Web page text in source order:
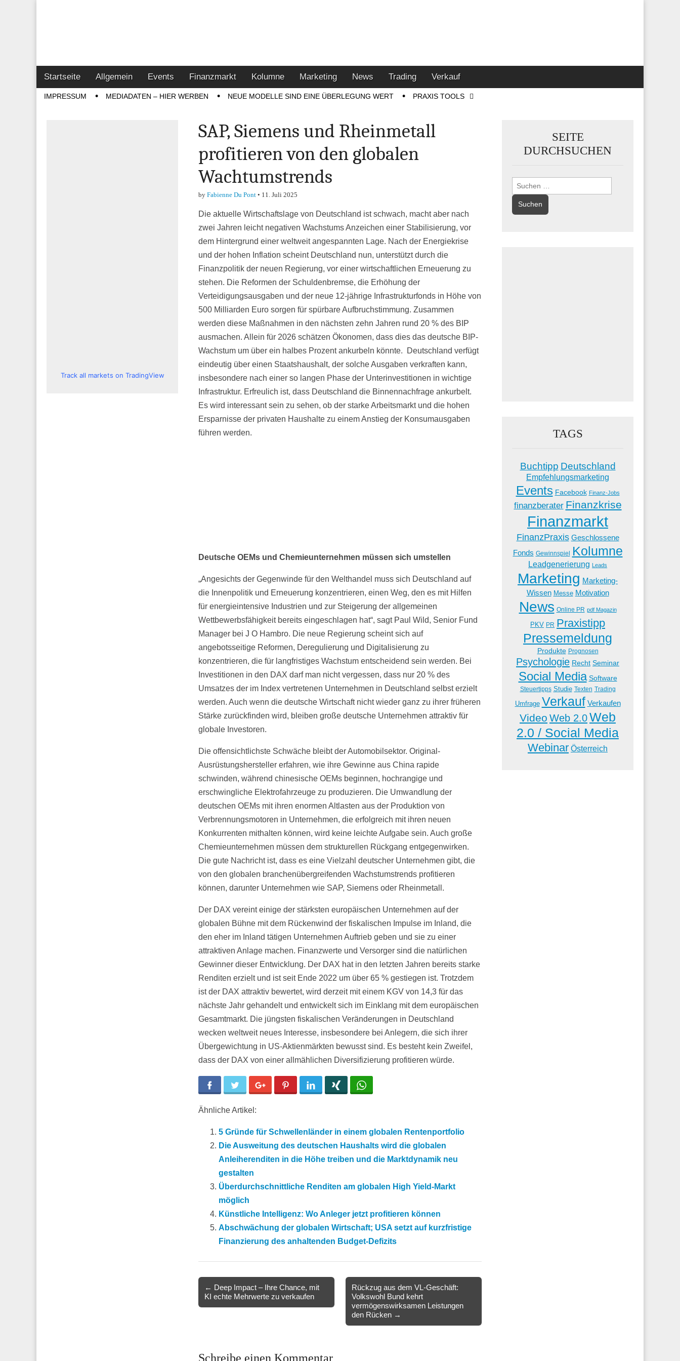
Main
menu
Skip
to
content
Startseite Allgemein Events Finanzmarkt Kolumne Marketing News Trading Verkauf
SubIMPRESSUM MEDIADATEN – HIER WERBEN NEUE MODELLE SIND EINE ÜBERLEGUNG WERT PRAXIS TOOLS
SAP, Siemens und Rheinmetall
profitieren von den globalen
Wachtumstrends
by Fabienne Du Pont • 11. Juli 2025
Die aktuelle Wirtschaftslage von Deutschland ist schwach, macht aber nach
zwei Jahren leicht negativen Wachstums Anzeichen einer Stabilisierung, vor
dem Hintergrund einer weltweit angespannten Lage. Nach der Energiekrise
und der hohen Inflation scheint Deutschland nun, unterstützt durch die
Finanzpolitik der neuen Regierung, vor einer wirtschaftlichen Erneuerung zu
stehen. Die Reformen der Schuldenbremse, die Erhöhung der
Verteidigungsausgaben und der neue 12-jährige Infrastrukturfonds in Höhe von
500 Milliarden Euro sorgen für spürbare Aufbruchstimmung. Zusammen
werden diese Maßnahmen in den nächsten zehn Jahren rund 20 % des BIP
ausmachen. Allein für 2026 schätzen Ökonomen, dass dies das deutsche BIP-
Wachstum um über ein halbes Prozent ankurbeln könnte. Deutschland verfügt
eindeutig über einen Staatshaushalt, der solche Ausgaben verkraften kann,
insbesondere nach einer so langen Phase der Unterinvestitionen in wichtige
Infrastruktur. Erfreulich ist, dass Deutschland die Binnennachfrage ankurbelt.
Es wird interessant sein zu sehen, ob der starke Arbeitsmarkt und die hohen
Ersparnisse der privaten Haushalte zu einem Anstieg der Konsumausgaben
führen werden.
Deutsche OEMs und Chemieunternehmen müssen sich umstellen
„Angesichts der Gegenwinde für den Welthandel muss sich Deutschland auf
die Innenpolitik und Erneuerung konzentrieren, einen Weg, den es mit Hilfen
für energieintensive Industrien und zur Steigerung der allgemeinen
Wettbewerbsfähigkeit bereits eingeschlagen hat“, sagt Paul Wild, Senior Fund
Manager bei J O Hambro. Die neue Regierung scheint sich auf
angebotsseitige Reformen, Deregulierung und Digitalisierung zu
konzentrieren, die für langfristiges Wachstum entscheidend sein werden. Bei
Investitionen in den DAX darf man nicht vergessen, dass nur 20 % des
Umsatzes der im Index vertretenen Unternehmen in Deutschland selbst erzielt
werden. Auch wenn die deutsche Wirtschaft nicht wieder ganz zu ihrer früheren
Stärke zurückfinden wird, bleiben große deutsche Unternehmen attraktiv für
globale Investoren.
Die offensichtlichste Schwäche bleibt der Automobilsektor. Original-
Ausrüstungshersteller erfahren, wie ihre Gewinne aus China rapide
schwinden, während chinesische OEMs beginnen, hochrangige und
erschwingliche Elektrofahrzeuge zu produzieren. Die Umwandlung der
deutschen OEMs mit ihren enormen Altlasten aus der Produktion von
Verbrennungsmotoren in Unternehmen, die erfolgreich mit ihren neuen
Konkurrenten mithalten können, wird keine leichte Aufgabe sein. Auch große
Chemieunternehmen müssen dem strukturellen Rückgang entgegenwirken.
Die gute Nachricht ist, dass es eine Vielzahl deutscher Unternehmen gibt, die
von den globalen branchenübergreifenden Wachstumstrends profitieren
können, darunter Unternehmen wie SAP, Siemens oder Rheinmetall.
Der DAX vereint einige der stärksten europäischen Unternehmen auf der
globalen Bühne mit dem Rückenwind der fiskalischen Impulse im Inland, die
den eher im Inland tätigen Unternehmen Auftrieb geben und sie zu einer
attraktiven Anlage machen. Finanzwerte und Versorger sind die natürlichen
Gewinner dieser Entwicklung. Der DAX hat in den letzten Jahren bereits starke
Renditen erzielt und ist seit Ende 2022 um über 65 % gestiegen ist. Trotzdem
ist der DAX attraktiv bewertet, wird derzeit mit einem KGV von 14,3 für das
nächste Jahr gehandelt und entwickelt sich im Einklang mit dem europäischen
Gesamtmarkt. Die jüngsten fiskalischen Veränderungen in Deutschland
wecken weltweit neues Interesse, insbesondere bei Anlegern, die sich ihrer
Übergewichtung in US-Aktienmärkten bewusst sind. Es besteht kein Zweifel,
dass der DAX von einer allmählichen Diversifizierung profitieren würde.
Facebook Twitter Google+ Pinterest LinkedIn
Ähnliche Artikel:
5 Gründe für Schwellenländer in einem globalen Rentenportfolio
Die Ausweitung des deutschen Haushalts wird die globalen
Anleiherenditen in die Höhe treiben und die Marktdynamik neu
gestalten
Überdurchschnittliche Renditen am globalen High Yield-Markt
möglich
Künstliche Intelligenz: Wo Anleger jetzt profitieren können
Abschwächung der globalen Wirtschaft; USA setzt auf kurzfristige
Finanzierung des anhaltenden Budget-Defizits
navigation
← Deep Impact – Ihre Chance, mit
KI echte Mehrwerte zu verkaufen
Rückzug aus dem VL-Geschäft:
Volkswohl Bund kehrt
vermögenswirksamen Leistungen
den Rücken →
Schreibe einen Kommentar
Track all markets on TradingView
SEITE
DURCHSUCHEN
Suchen
nach:
TAGS
Buchtipp Deutschland
Empfehlungsmarketing
Events Facebook Finanz-Jobs
finanzberater Finanzkrise
Finanzmarkt
FinanzPraxis Geschlossene
Fonds Gewinnspiel Kolumne
Leadgenerierung Leads
Marketing Marketing-
Wissen Messe Motivation
News Online PR pdf Magazin
PKV PR Praxistipp
Pressemeldung
Produkte Prognosen
Psychologie Recht Seminar
Social Media Software
Steuertipps Studie Texten Trading
Umfrage Verkauf Verkaufen
Video Web 2.0Web
2.0 / Social Media
Webinar Österreich